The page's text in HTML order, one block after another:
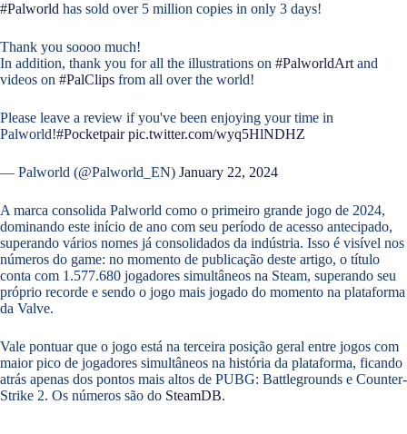
#Palworld has sold over 5 million copies in only 3 days!
Thank you soooo much!
In addition, thank you for all the illustrations on #PalworldArt and
videos on #PalClips from all over the world!
Please leave a review if you've been enjoying your time in
Palworld!#Pocketpair pic.twitter.com/wyq5HlNDHZ
— Palworld (@Palworld_EN) January 22, 2024
A marca consolida Palworld como o primeiro grande jogo de 2024,
dominando este início de ano com seu período de acesso antecipado,
superando vários nomes já consolidados da indústria. Isso é visível nos
números do game: no momento de publicação deste artigo, o título
conta com 1.577.680 jogadores simultâneos na Steam, superando seu
próprio recorde e sendo o jogo mais jogado do momento na plataforma
da Valve.
Vale pontuar que o jogo está na terceira posição geral entre jogos com
maior pico de jogadores simultâneos na história da plataforma, ficando
atrás apenas dos pontos mais altos de PUBG: Battlegrounds e Counter-
Strike 2. Os números são do SteamDB.